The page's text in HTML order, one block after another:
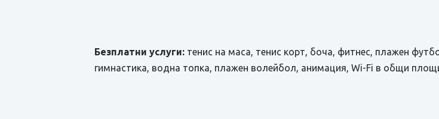
Безплатни услуги: тенис на маса, тенис корт, боча, фитнес, плажен
гимнастика, водна топка, плажен волейбол, анимация, Wi-Fi в общи